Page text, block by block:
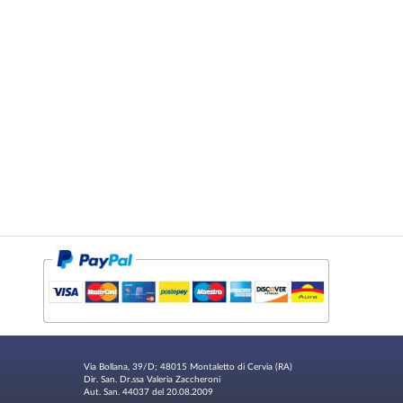
Via Bollana, 39/D; 48015 Montaletto di Cervia (RA)
Dir. San. Dr.ssa Valeria Zaccheroni
Aut. San. 44037 del 20.08.2009